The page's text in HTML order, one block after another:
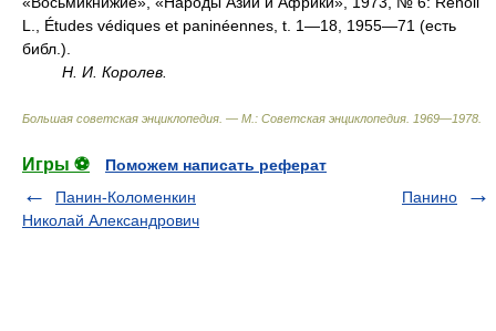
L., Études védiques et paninéennes, t. 1—18, 1955—71 (есть
библ.).
Н. И. Королев.
Большая советская энциклопедия. — М.: Советская энциклопедия 1969—1978
Игры ⚽
Поможем написать реферат
Панин-Коломенкин
Николай Александрович
Панино